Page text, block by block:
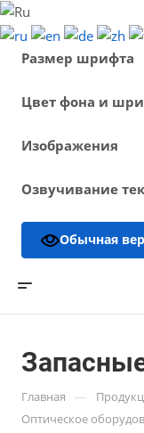
Размер шрифта
Цвет фона и
Изображения
Озвучивание
Обычная
Главная —
Оптическое